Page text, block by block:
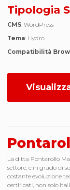
Tipologia
CMS: WordPress
Tema: Hydro
Compatibilità
La ditta Pontarollo
settore, è in grado di
costante evoluzione
certificati, non solo